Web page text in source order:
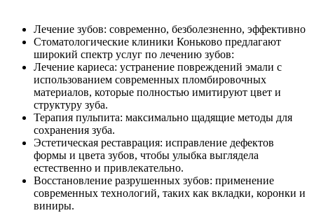
Лечение зубов: современно, безболезненно, эффективно
Стоматологические клиники Коньково предлагают
широкий спектр услуг по лечению зубов:
Лечение кариеса: устранение повреждений эмали с
использованием современных пломбировочных
материалов, которые полностью имитируют цвет и
структуру зуба.
Терапия пульпита: максимально щадящие методы для
сохранения зуба.
Эстетическая реставрация: исправление дефектов
формы и цвета зубов, чтобы улыбка выглядела
естественно и привлекательно.
Восстановление разрушенных зубов: применение
современных технологий, таких как вкладки, коронки и
виниры.